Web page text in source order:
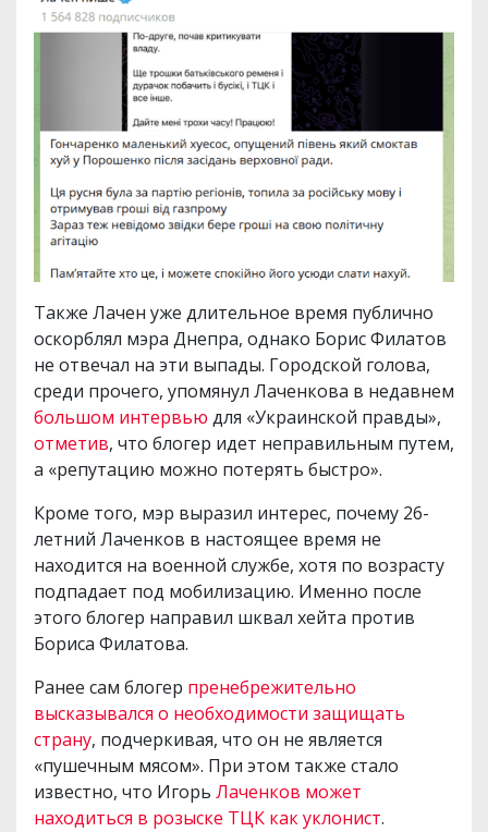
Также Лачен уже длительное время публично
оскорблял мэра Днепра, однако Борис Филатов
не отвечал на эти выпады. Городской голова,
среди прочего, упомянул Лаченкова в недавнем
большом интервью для «Украинской правды»,
отметив, что блогер идет неправильным путем,
а «репутацию можно потерять быстро».
Кроме того, мэр выразил интерес, почему 26-
летний Лаченков в настоящее время не
находится на военной службе, хотя по возрасту
подпадает под мобилизацию. Именно после
этого блогер направил шквал хейта против
Бориса Филатова.
Ранее сам блогер пренебрежительно
высказывался о необходимости защищать
страну, подчеркивая, что он не является
«пушечным мясом». При этом также стало
известно, что Игорь Лаченков может
находиться в розыске ТЦК как уклонист.